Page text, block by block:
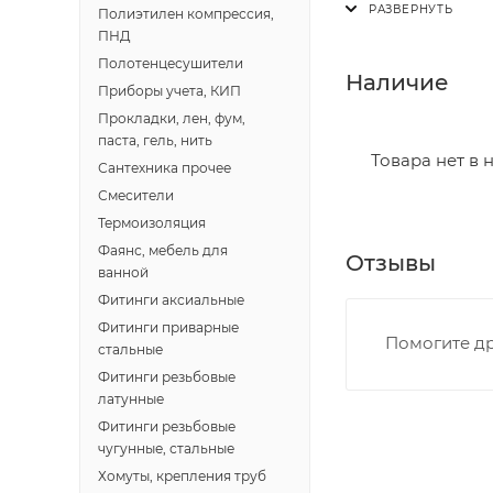
Итоговая
- количества
• Ленина - 65
• Профсоюзная
Наличие
Товара нет в
Отзывы
Помогите
Полиэтилен компрессия,
ПНД
Полотенцесушители
Приборы учета, КИП
Прокладки, лен, фум,
паста, гель, нить
Сантехника прочее
Смесители
Термоизоляция
Фаянс, мебель для
ванной
Фитинги аксиальные
Фитинги приварные
стальные
Фитинги резьбовые
латунные
Фитинги резьбовые
чугунные, стальные
Хомуты, крепления труб